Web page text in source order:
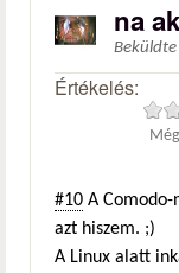
na
Beküldte
Értékelés:
#10 A Comodo-
azt hiszem. ;)
A Linux alatt